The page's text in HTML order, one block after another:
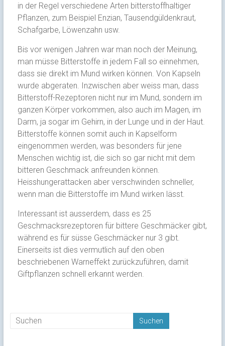
in der Regel verschiedene Arten bitterstoffhaltiger
Pflanzen, zum Beispiel Enzian, Tausendgüldenkraut,
Schafgarbe, Löwenzahn usw.
Bis vor wenigen Jahren war man noch der Meinung,
man müsse Bitterstoffe in jedem Fall so einnehmen,
dass sie direkt im Mund wirken können. Von Kapseln
wurde abgeraten. Inzwischen aber weiss man, dass
Bitterstoff-Rezeptoren nicht nur im Mund, sondern im
ganzen Körper vorkommen, also auch im Magen, im
Darm, ja sogar im Gehirn, in der Lunge und in der Haut.
Bitterstoffe können somit auch in Kapselform
eingenommen werden, was besonders für jene
Menschen wichtig ist, die sich so gar nicht mit dem
bitteren Geschmack anfreunden können.
Heisshungerattacken aber verschwinden schneller,
wenn man die Bitterstoffe im Mund wirken lässt.
Interessant ist ausserdem, dass es 25
Geschmacksrezeptoren für bittere Geschmäcker gibt,
während es für süsse Geschmäcker nur 3 gibt.
Einerseits ist dies vermutlich auf den oben
beschriebenen Warneffekt zurückzuführen, damit
Giftpflanzen schnell erkannt werden.